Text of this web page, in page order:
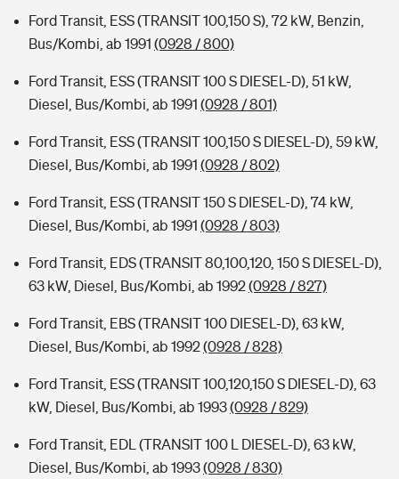
Ford Transit, ESS (TRANSIT 100,150 S), 72 kW, Benzin,
Bus/Kombi, ab 1991 (0928 / 800)
Ford Transit, ESS (TRANSIT 100 S DIESEL-D), 51 kW,
Diesel, Bus/Kombi, ab 1991 (0928 / 801)
Ford Transit, ESS (TRANSIT 100,150 S DIESEL-D), 59 kW,
Diesel, Bus/Kombi, ab 1991 (0928 / 802)
Ford Transit, ESS (TRANSIT 150 S DIESEL-D), 74 kW,
Diesel, Bus/Kombi, ab 1991 (0928 / 803)
Ford Transit, EDS (TRANSIT 80,100,120, 150 S DIESEL-D),
63 kW, Diesel, Bus/Kombi, ab 1992(0928 / 827)
Ford Transit, EBS (TRANSIT 100 DIESEL-D), 63 kW,
Diesel, Bus/Kombi, ab 1992(0928 / 828)
Ford Transit, ESS (TRANSIT 100,120,150 S DIESEL-D), 63
kW, Diesel, Bus/Kombi, ab 1993(0928 / 829)
Ford Transit, EDL (TRANSIT 100 L DIESEL-D), 63 kW,
Diesel, Bus/Kombi, ab 1993(0928 / 830)